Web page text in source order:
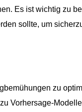
Es ist wichtig zu
sollte, um
zu
Vorhersage-